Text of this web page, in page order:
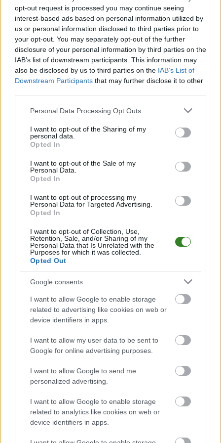
opt-out request is processed you may continue seeing
interest-based ads based on personal information utilized by
us or personal information disclosed to third parties prior to
your opt-out. You may separately opt-out of the further
disclosure of your personal information by third parties on the
IAB’s list of downstream participants. This information may
also be disclosed by us to third parties on the IAB’s List of
Downstream Participants that may further disclose it to other
Please note that this website/app uses one or more Google
not limited to your visit or usage behaviour. You may click to
grant or deny consent to Google and its third-party tags to
use your data for below specified purposes in below Google
consent section.
Personal Data Processing Opt Outs
I want to opt-out of the Sharing of my
personal data.
Opted In
I want to opt-out of the Sale of my
Personal Data.
Opted In
I want to opt-out of processing my
Personal Data for Targeted Advertising.
Opted In
I want to opt-out of Collection, Use,
Retention, Sale, and/or Sharing of my
Personal Data that Is Unrelated with the
Purposes for which it was collected.
Opted Out
Google consents
I want to allow Google to enable storage
related to advertising like cookies on web or
device identifiers in apps.
I want to allow my user data to be sent to
Google for online advertising purposes.
I want to allow Google to send me
personalized advertising.
I want to allow Google to enable storage
related to analytics like cookies on web or
device identifiers in apps.
Po zakończeniu spotkania automatycznie publikujemyoficjalny wynik
spotkania, a także dane meczowe, jeśli są dostępne.
Pełny harmonogram rozgrywek dostępny jest tutaj:Centralna Liga
Juniorów - terminarz.
Informacje o składach i strzelcach
W miarę dostępności danych, publikujemyskłady wyjściowe,
rezerwowych, zmiany oraz listę strzelców bramek. Informacje te
Jeśli jesteś kibicem klubu Resovia CLJ lub Escola Varsovia Warszawa CLJ -
zaglądaj tutaj częściej. Nasz serwis regularnie dostarcza informacje o
terminach meczów, wynikach, transferach i newsach klubowych
PodkarpacieLive.pl to największa baza
bądź na bieżąco z wydarzeniami z boisk!
Analiza przed meczem: Resovia CLJ vs Escola Varsovia Warszawa
Resovia CLJ - Escola Varsovia Warszawa CLJ
odbędzie się w
ramach 30. kolejki - Centralna Liga Juniorów. Spotkanie zostanie
Resovia CLJprzystępuje do tego spotkania w roli gospodarza. Jak
drużyna radzi sobie w sezonie 2025/2026 rozgrywek Centralna Liga
Juniorów przed własną publicznością? Na tej stronie możecie zobaczyć
tabelę uwzględniającą tylko mecze u siebie. W tabeli biorącej pod uwagę
tylko mecze wyjazdowe możecie natomiast sprawdzić jak spisuje się klub
Escola Varsovia Warszawa CLJ
Centralna Liga Juniorów - sytuacja w tabeli
Przed meczami 30. kolejki - Centralna Liga Juniorów gospodarze (Resovia
CLJ) zajmują12. miejscew tabeli. Goście (Escola Varsovia Warszawa CLJ)
Poniżej znajdziesz także ostatnie mecze obu drużyn oraz statystyki
bramkowe.
Resovia CLJ vs. Escola Varsovia Warszawa CLJ - relacja, wynik na
żywo, transmisja
Wynik meczu Resovia CLJ - Escola Varsovia Warszawa CLJ znajdziesz na
naszej stronie zaraz po jego zakończeniu. Jeżeli szukasz informacji
meczowych, zajrzyj tutaj:Resovia CLJ vs. Escola Varsovia Warszawa
CLJ - wynik, składy, strzelcy
Jeżeli w internecie lub TV dostępna jest
albo innych spotkań